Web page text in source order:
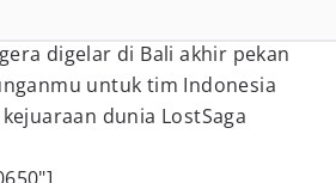
digelar di Bali akhir pekan
untuk tim Indonesia
dunia LostSaga